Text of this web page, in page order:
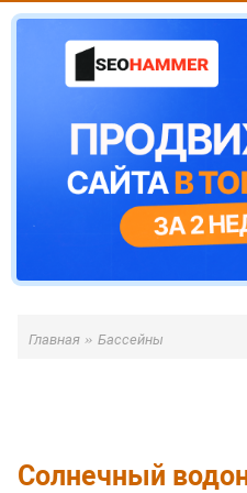
Главная » Бассейны
Солнечный